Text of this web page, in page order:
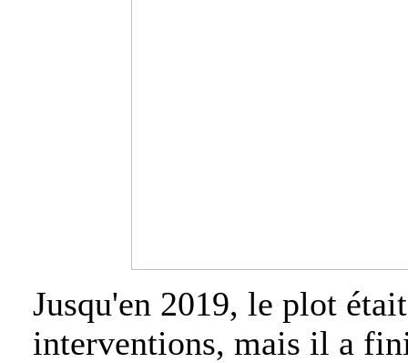
Jusqu'en 2019, le plot
interventions, mais il a